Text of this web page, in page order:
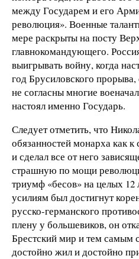
между Государем и его
революция». Военные
мере раскрыты на посту
главнокомандующего.
выигрывать войну, когда
год Брусиловского
не согласны многие
настоял именно Государь.
Следует отметить, что
обязанностей монарха как
и сделал все от него
страшную по мощи
триумф «бесов» на целых 12
усилиям был достигнут
русско-германского
плену у большевиков, он
Брестский мир и тем самым
достойно жил и достойно